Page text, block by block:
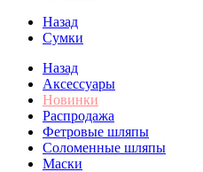
Назад
Сумки
Назад
Аксессуары
Новинки
Распродажа
Фетровые шляпы
Соломенные шляпы
Маски